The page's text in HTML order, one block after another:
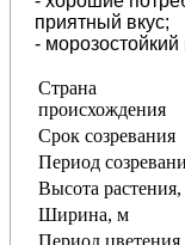
приятный вкус;
- морозостойкий
Страна
происхождения
Срок созревания
Период
Высота
Ширина, м